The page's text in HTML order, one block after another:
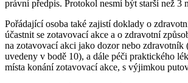
právní předpis. Protokol nesmí být starší než 3
Pořádající osoba také zajistí doklady o
účastnit se zotavovací akce a o zdravotní
na zotavovací akci jako dozor nebo zdravotník
uvedeny v bodě 10), a dále péči praktického
místa konání zotavovací akce, s výjimkou